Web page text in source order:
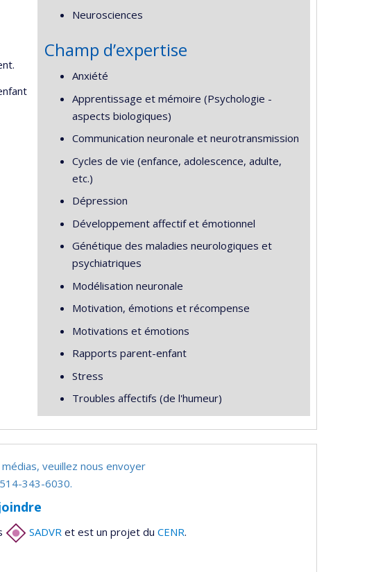
Neurosciences
Champ d’expertise
Anxiété
Apprentissage et mémoire (Psychologie -
aspects biologiques)
Communication neuronale et neurotransmission
Cycles de vie (enfance, adolescence, adulte,
etc.)
Dépression
Développement affectif et émotionnel
Génétique des maladies neurologiques et
psychiatriques
Modélisation neuronale
Motivation, émotions et récompense
Motivations et émotions
Rapports parent-enfant
Stress
Troubles affectifs (de l'humeur)
veuillez nous envoyer
343-6030.
SADVR et est un projet du CENR.